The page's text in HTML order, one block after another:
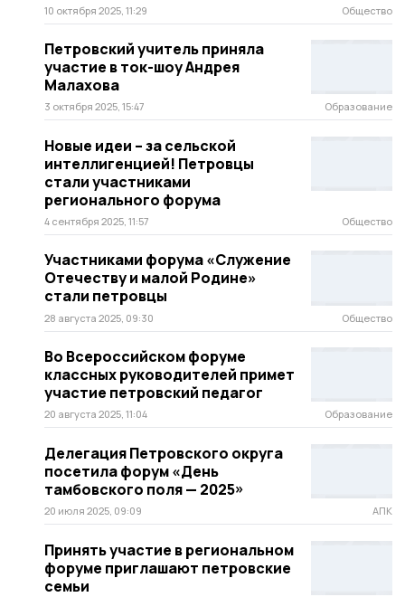
10 октября 2025, 11:29 Общество
Петровский учитель приняла
участие в ток-шоу Андрея
Малахова
3 октября 2025, 15:47 Образование
Новые идеи – за сельской
интеллигенцией! Петровцы
стали участниками
регионального форума
4 сентября 2025, 11:57 Общество
Участниками форума «Служение
Отечеству и малой Родине»
стали петровцы
28 августа 2025, 09:30 Общество
Во Всероссийском форуме
классных руководителей примет
участие петровский педагог
20 августа 2025, 11:04 Образование
Делегация Петровского округа
посетила форум «День
тамбовского поля — 2025»
20 июля 2025, 09:09 АПК
Принять участие в региональном
форуме приглашают петровские
семьи